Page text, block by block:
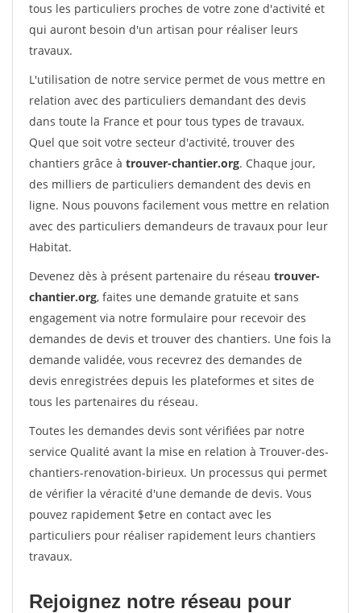
tous les particuliers proches de votre zone d'activité et
qui auront besoin d'un artisan pour réaliser leurs
travaux.
L'utilisation de notre service permet de vous mettre en
relation avec des particuliers demandant des devis
dans toute la France et pour tous types de travaux.
Quel que soit votre secteur d'activité, trouver des
chantiers grâce à trouver-chantier.org. Chaque jour,
des milliers de particuliers demandent des devis en
ligne. Nous pouvons facilement vous mettre en relation
avec des particuliers demandeurs de travaux pour leur
Habitat.
Devenez dès à présent partenaire du réseau trouver-
chantier.org, faites une demande gratuite et sans
engagement via notre formulaire pour recevoir des
demandes de devis et trouver des chantiers. Une fois la
demande validée, vous recevrez des demandes de
devis enregistrées depuis les plateformes et sites de
tous les partenaires du réseau.
Toutes les demandes devis sont vérifiées par notre
service Qualité avant la mise en relation à Trouver-des-
chantiers-renovation-birieux. Un processus qui permet
de vérifier la véracité d'une demande de devis. Vous
pouvez rapidement $etre en contact avec les
particuliers pour réaliser rapidement leurs chantiers
travaux.
Rejoignez notre réseau pour